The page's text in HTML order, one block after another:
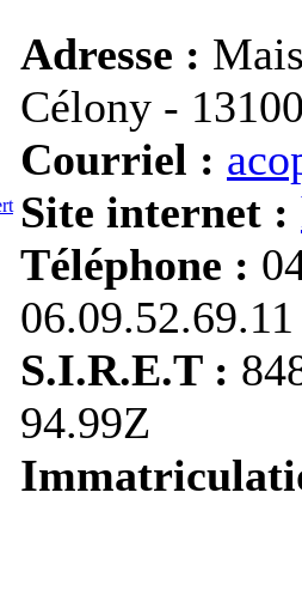
Adresse :
Célony -
Courriel :
Site internet :
Téléphone :
06.09.52.69.11
S.I.R.E.T :
94.99Z